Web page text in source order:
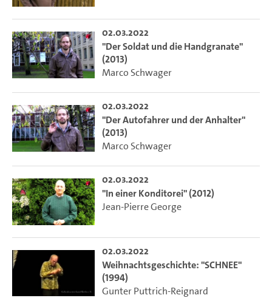
02.03.2022
"Der Soldat und die Handgranate"
(2013)
Marco Schwager
02.03.2022
"Der Autofahrer und der Anhalter"
(2013)
Marco Schwager
02.03.2022
"In einer Konditorei" (2012)
Jean-Pierre George
02.03.2022
Weihnachtsgeschichte: "SCHNEE"
(1994)
Gunter Puttrich-Reignard